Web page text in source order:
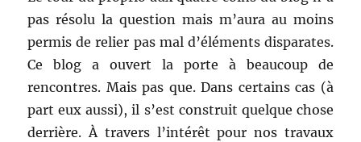
pas résolu la question mais m’aura au moins
permis de relier pas mal d’éléments disparates.
Ce blog a ouvert la porte à beaucoup de
rencontres. Mais pas que. Dans certains cas (à
part eux aussi), il s’est construit quelque chose
derrière. À travers l’intérêt pour nos travaux